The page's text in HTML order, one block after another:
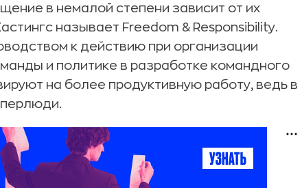
в немалой степени зависит от их
называет Freedom & Responsibility.
к действию при организации
и политике в разработке командного
на более продуктивную работу, ведь в